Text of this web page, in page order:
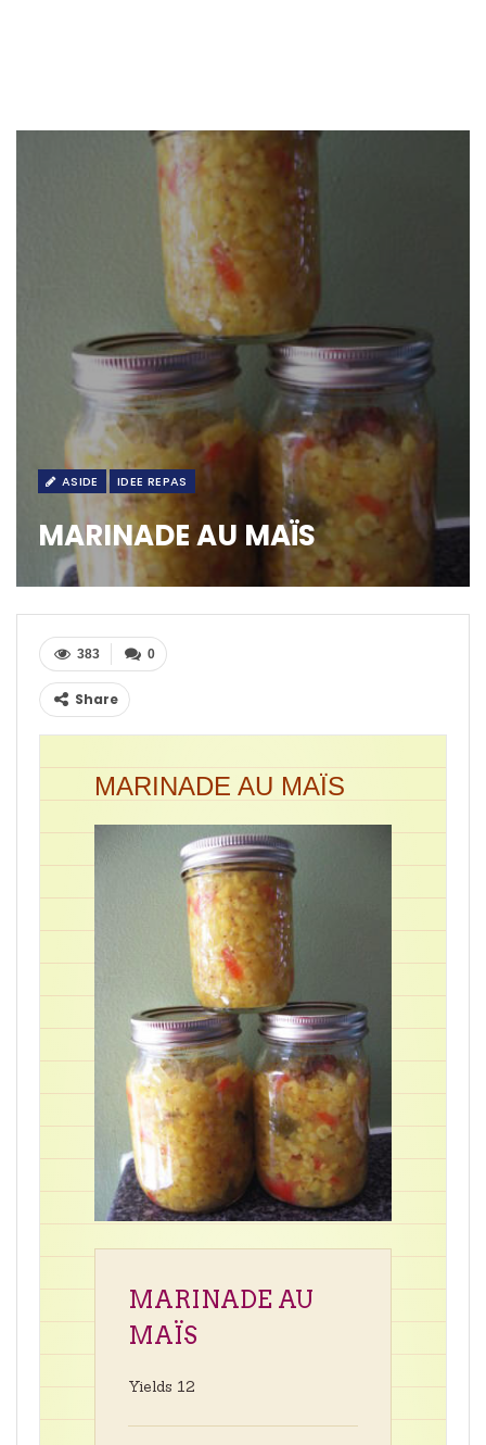
ASIDE IDEE REPAS
MARINADE AU MAÏS
0
383
Share
MARINADE AU MAÏS
MARINADE AU
MAÏS
Yields 12